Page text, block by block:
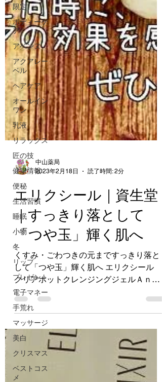
限定
ボディーケ
ア
アベンヌ
アクアレー
ベル
ヘアケア
オールイン
ワン
乳液
リラックス
匠の技
健康情報
便秘
生活習慣
睡眠
小物
冬
リップ
プレゼント
電子マネー
手荒れ
マッサージ
美白
クリスマス
ベストコス
メ
2023年2月18日
読了時間: 2分
エリクシール｜資生堂
｜すっきり落として
「つや玉」輝く肌へ
くすみ・ごわつきの元まですっきり落と
して「つや玉」輝く肌へ エリクシール
クリアホットクレンジングジェルＡｎ
（温感メイク落とし） 1,980円（税
込） こんなことありませんか？ ✔ 肌の
くすみやごわつきが気になる ✔ 最近、
肌悩みが増えると同時にスキンケアの効
果を感じな...